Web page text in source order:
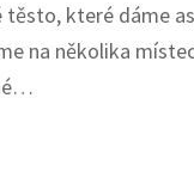
těsto, které dáme
na několika